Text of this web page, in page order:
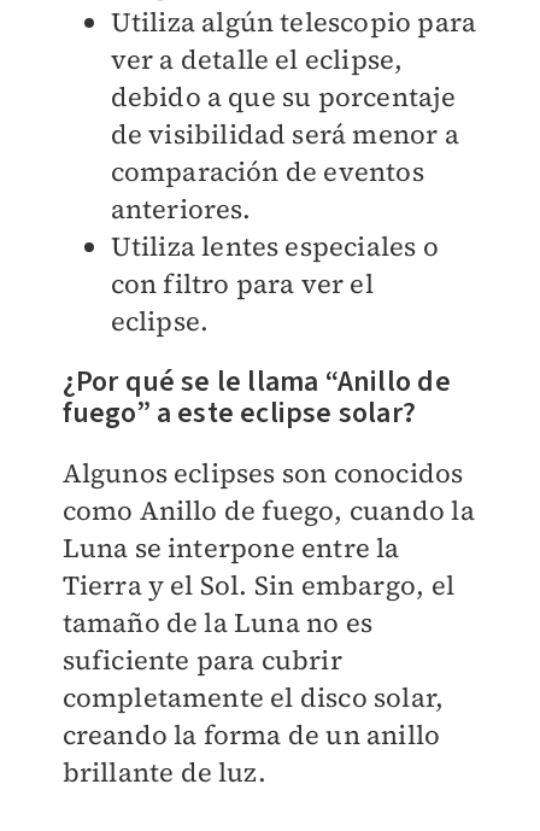
Utiliza algún telescopio para
ver a detalle el eclipse,
debido a que su porcentaje
de visibilidad será menor a
comparación de eventos
anteriores.
Utiliza lentes especiales o
con filtro para ver el
eclipse.
¿Por qué se le llama “Anillo de
fuego” a este eclipse solar?
Algunos eclipses son conocidos
como Anillo de fuego, cuando la
Luna se interpone entre la
Tierra y el Sol. Sin embargo, el
tamaño de la Luna no es
suficiente para cubrir
completamente el disco solar,
creando la forma de un anillo
brillante de luz.